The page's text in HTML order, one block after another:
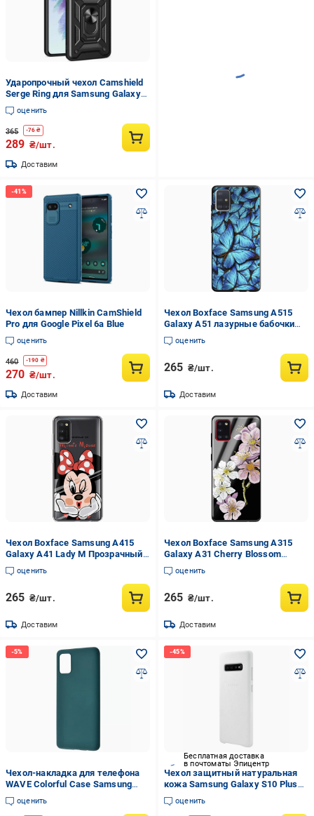
Ударопрочный чехол Camshield
Serge Ring для Samsung Galaxy
A24 4G Черный
оценить
365 -76 ₴
289 ₴/шт.
Доставим
Чехол бампер Nillkin CamShield
Pro для Google Pixel 6a Blue
оценить
460 -190 ₴
270 ₴/шт.
Доставим
Чехол Boxface Samsung A515
Galaxy A51 лазурные бабочки
Черный силикон (38808-up1550-
38947)
оценить
265 ₴/шт.
Доставим
Чехол Boxface Samsung A415
Galaxy A41 Lady M Прозрачный
силикон (39755-cc59-39755)
оценить
265 ₴/шт.
Доставим
Чехол Boxface Samsung A315
Galaxy A31 Cherry Blossom
Черный силикон со стеклом
(39470-cc4-40094)
оценить
265 ₴/шт.
Доставим
Чехол-накладка для телефона
WAVE Colorful Case Samsung
Galaxy A51 (A515F) Forest green
оценить
Бесплатная доставка
в почтоматы Эпицентр
Чехол защитный натуральная
кожа Samsung Galaxy S10 Plus
SM-G975 Leather Cover Белый
оценить